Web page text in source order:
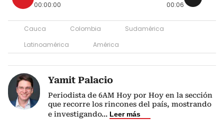
00:00:00 00:06
Cauca Colombia
Sudamérica
Latinoamérica
América
Yamit Palacio
Periodista de 6AM Hoy por Hoy en la sección
que recorre los rincones del país, mostrando
e investigando... Leer más